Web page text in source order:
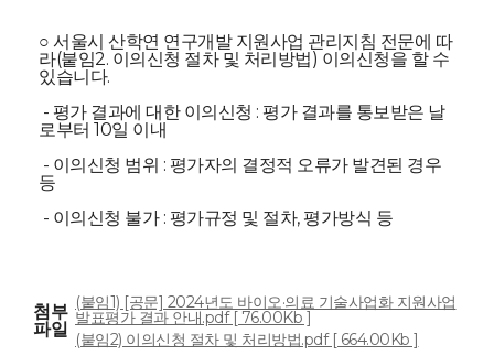
○ 서울시 산학연 연구개발 지원사업 관리지침 전문에 따
라(붙임2. 이의신청 절차 및 처리방법) 이의신청을 할 수
있습니다.
- 평가 결과에 대한 이의신청 : 평가 결과를 통보받은 날
로부터 10일 이내
- 이의신청 범위 : 평가자의 결정적 오류가 발견된 경우
등
- 이의신청 불가 : 평가규정 및 절차, 평가방식 등
첨부
파일
(붙임1) [공문] 2024년도 바이오·의료 기술사업화 지원사업
발표평가 결과 안내.pdf [ 76.00Kb ]
(붙임2) 이의신청 절차 및 처리방법.pdf [ 664.00Kb ]